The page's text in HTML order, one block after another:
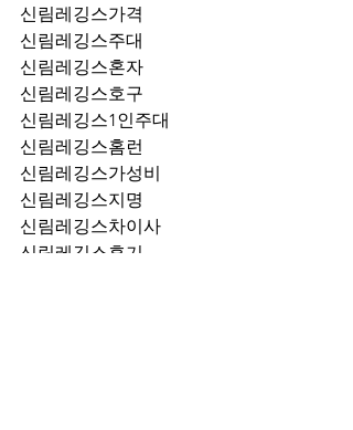
신림레깅스가격
신림레깅스주대
신림레깅스혼자
신림레깅스호구
신림레깅스1인주대
신림레깅스홈런
신림레깅스가성비
신림레깅스지명
신림레깅스차이사
신림레깅스후기